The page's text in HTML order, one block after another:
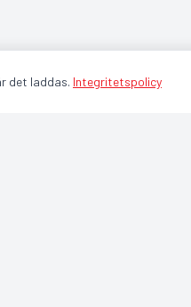
det laddas. Integritetspolicy